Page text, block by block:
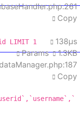
Copy
LIMIT 1
138μs
1.3KB
Params
Copy